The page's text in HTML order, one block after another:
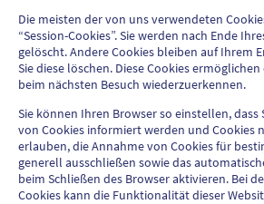
Die meisten der von uns verwendeten
“Session-Cookies”. Sie werden nach Ende
gelöscht. Andere Cookies bleiben auf Ihrem
Sie diese löschen. Diese Cookies
beim nächsten Besuch wiederzuerkennen.
Sie können Ihren Browser so einstellen, dass
von Cookies informiert werden und Cookies
erlauben, die Annahme von Cookies für
generell ausschließen sowie das
beim Schließen des Browser aktivieren. Bei
Cookies kann die Funktionalität dieser